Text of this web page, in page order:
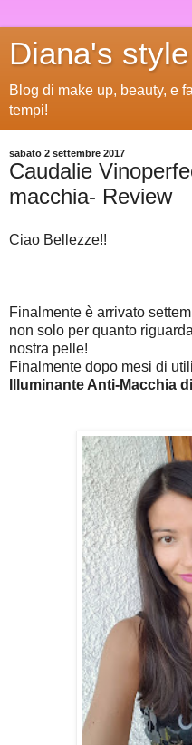
Diana's style
Blog di make up, beauty, e
tempi!
sabato 2 settembre 2017
Caudalie
macchia- Review
Ciao Bellezze!!
Finalmente è arrivato
non solo per quanto
nostra pelle!
Finalmente dopo mesi di
Illuminante Anti-Macchia